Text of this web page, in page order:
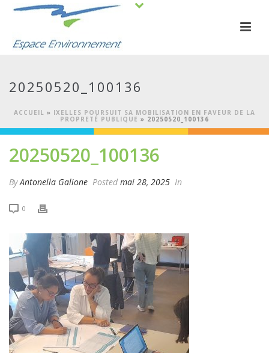
20250520_100136
ACCUEIL » IXELLES POURSUIT SA MOBILISATION EN FAVEUR DE LA
PROPRETÉ PUBLIQUE » 20250520_100136
20250520_100136
ByAntonella Galione Posted mai 28, 2025 In
0